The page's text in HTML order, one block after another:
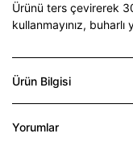
Ürünü ters çevirerek
kullanmayınız, buharlı
Ürün Bilgisi
Yorumlar